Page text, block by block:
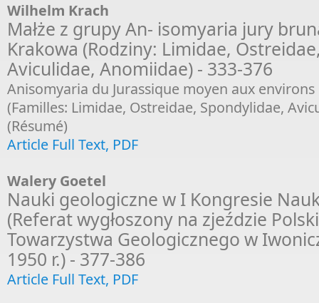
Wilhelm Krach
Małże z grupy An- isomyaria jury
Krakowa (Rodziny: Limidae,
Aviculidae, Anomiidae) - 333-376
Anisomyaria du Jurassique moyen aux environs
(Familles: Limidae, Ostreidae, Spondylidae,
(Résumé)
Article Full Text, PDF
Walery Goetel
Nauki geologiczne w I Kongresie
(Referat wygłoszony na zjeździe
Towarzystwa Geologicznego w
1950 r.) - 377-386
Article Full Text, PDF